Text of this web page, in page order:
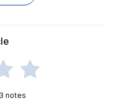
notes